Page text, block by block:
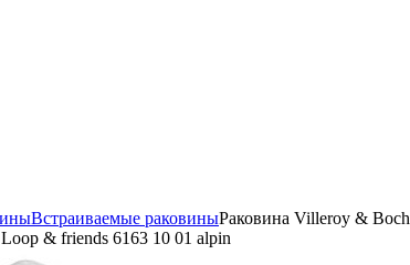
Встраиваемые раковиныРаковина Villeroy &
& friends 6163 10 01 alpin